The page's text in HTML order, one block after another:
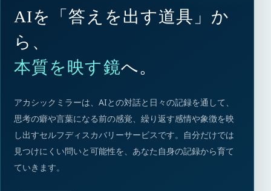
AIを「答えを出す道具」か
ら、
本質を映す鏡へ。
アカシックミラーは、AIとの対話と日々の記録を通して、
思考の癖や言葉になる前の感覚、繰り返す感情や象徴を映
し出すセルフディスカバリーサービスです。自分だけでは
見つけにくい問いと可能性を、あなた自身の記録から育て
ていきます。